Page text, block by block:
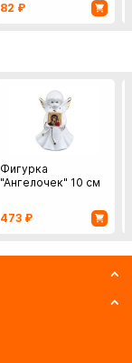
82 ₽
Фигурка
"Ангелочек" 10 см
473 ₽